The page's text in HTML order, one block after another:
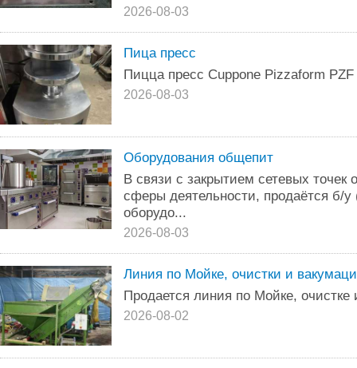
2026-08-03
Пица пресс
Пицца пресс Cuppone Pizzaform
2026-08-03
Оборудования общепит
В связи с закрытием сетевых точек
сферы деятельности, продаётся б/
оборудо...
2026-08-03
Линия по Мойке, очистки и
Продается линия по Мойке,
2026-08-02